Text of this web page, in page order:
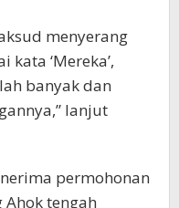
menyerang
‘Mereka’,
banyak dan
lanjut
permohonan
tengah